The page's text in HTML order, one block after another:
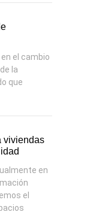
el cambio
la
que
viviendas
en
el